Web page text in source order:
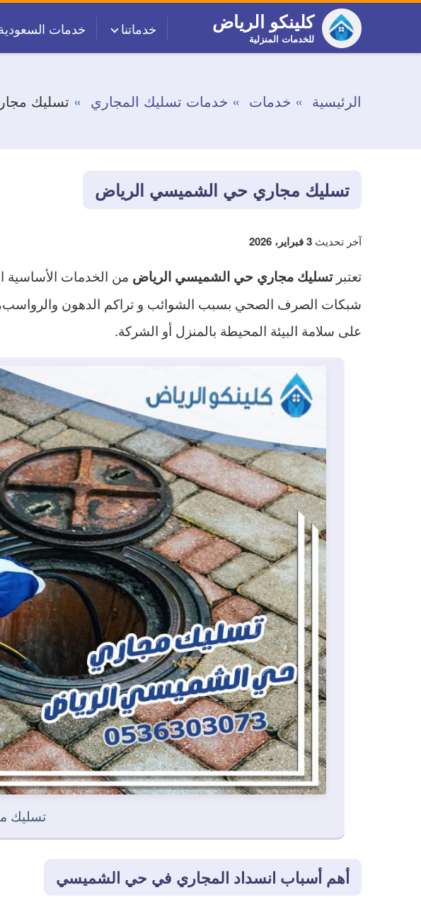
كلينكو الرياض
للخدمات المنزلية
خدماتنا خدمات
الرئيسية خدمات خدمات تسليك المجاري تسليك
تسليك مجاري حي الشميسي الرياض
آخر تحديث 3 فبراير، 2026
تعتبرتسليك مجاري حي الشميسي الرياض من الخدمات الأساسية
شبكات الصرف الصحي بسبب الشوائب و تراكم الدهون والرواسب،
على سلامة البيئة المحيطة بالمنزل أو الشركة.
تسليك
أهم أسباب انسداد المجاري في حي الشميسي